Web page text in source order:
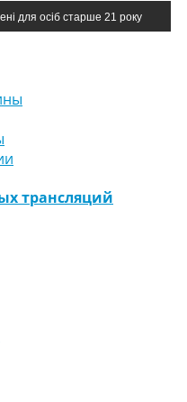
для осіб старше 21 року
трансляций